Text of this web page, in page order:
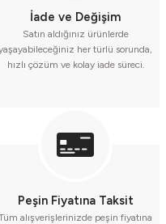
İade ve Değişim
Satın aldığınız ürünlerde
her türlü sorunda,
hızlı çözüm ve kolay iade süreci.
Peşin Fiyatına Taksit
alışverişlerinizde peşin fiyatına